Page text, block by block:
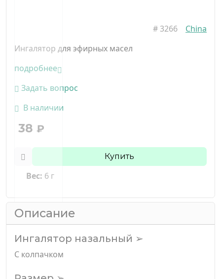
#3266
China
Ингалятор для эфирных масел
подробнее
Задать вопрос
В наличии
38 ₽
Купить
Вес: 6 г
Описание
Ингалятор назальный ➢
С колпачком